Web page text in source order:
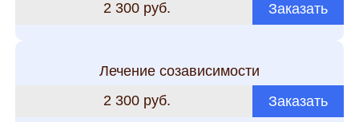
2 300 руб.
Заказать
Лечение созависимости
2 300 руб.
Заказать